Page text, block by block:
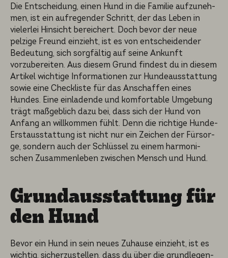
Die Entschei­dung, einen Hund in die Familie aufzuneh­
men, ist ein aufregen­der Schritt, der das Leben in
vieler­lei Hinsicht bereichert. Doch bevor der neue
pelzige Freund einzieht, ist es von entschei­den­der
Bedeutung, sich sorgfäl­tig auf seine Ankunft
vorzube­rei­ten. Aus diesem Grund findest du in diesem
Artikel wichti­ge Informa­tio­nen zur Hundeaus­stat­tung
sowie eine Checklis­te für das Anschaf­fen eines
Hundes. Eine einladen­de und komfor­ta­ble Umgebung
trägt maßgeb­lich dazu bei, dass sich der Hund von
Anfang an willkom­men fühlt. Denn die richti­ge Hunde-
Erstaus­stat­tung ist nicht nur ein Zeichen der Fürsor­
ge, sondern auch der Schlüs­sel zu einem harmoni­
schen Zusammen­le­ben zwischen Mensch und Hund.
Grundaus­stat­tung für
den Hund
Bevor ein Hund in sein neues Zuhause einzieht, ist es
wichtig, sicher­zu­stel­len, dass du über die grundle­gen­